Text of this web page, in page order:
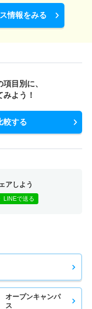
情報をみる
目別に、
よう！
較する
アしよう
LINEで送る
オープンキャンパ
ス